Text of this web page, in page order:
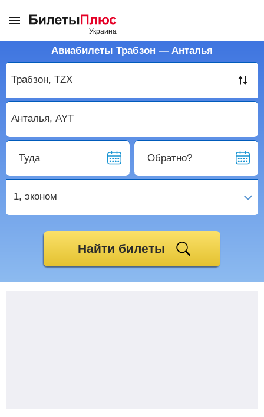
Авиабилеты Трабзон — Анталья
Туда Обратно?
1, эконом
Найти билеты